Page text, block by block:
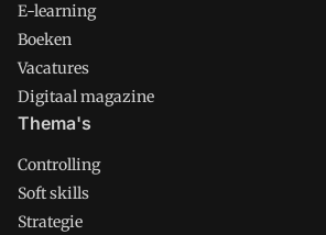
E-learning
Boeken
Vacatures
Digitaal magazine
Thema's
Controlling
Soft skills
Strategie